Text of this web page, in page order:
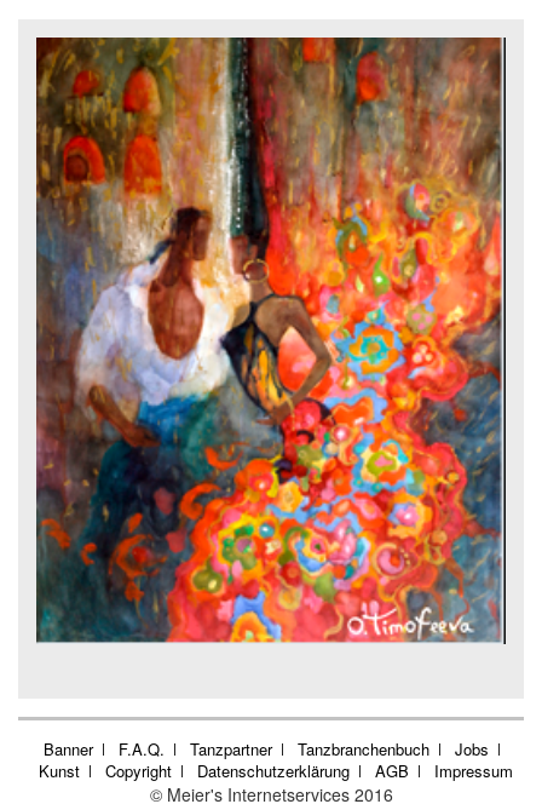
Banner F.A.Q. Tanzpartner Tanzbranchenbuch
Jobs
Kunst
Copyright Datenschutzerklärung AGB Impressum
© Meier's Internetservices 2016